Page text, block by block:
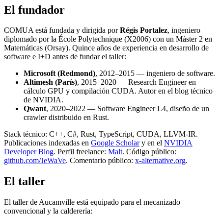
El fundador
COMUA está fundada y dirigida porRégis Portalez, ingeniero
diplomado por la École Polytechnique (X2006) con un Máster 2 en
Matemáticas (Orsay). Quince años de experiencia en desarrollo de
software e I+D antes de fundar el taller:
Microsoft (Redmond), 2012–2015 — ingeniero de software.
Altimesh (París), 2015–2020 — Research Engineer en
cálculo GPU y compilación CUDA. Autor en el blog técnico
de NVIDIA.
Qwant, 2020–2022 — Software Engineer L4, diseño de un
crawler distribuido en Rust.
Stack técnico: C++, C#, Rust, TypeScript, CUDA, LLVM-IR.
Publicaciones indexadas en Google Scholary en el NVIDIA
Developer Blog. Perfil freelance: Malt. Código público:
github.com/JeWaVe. Comentario público: x-alternative.org.
El taller
El taller de Aucamville está equipado para el mecanizado
convencional y la calderería: